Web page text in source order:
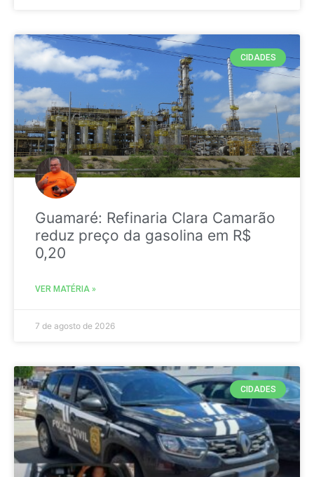
CIDADES
Guamaré: Refinaria Clara Camarão
reduz preço da gasolina em R$
0,20
VER MATÉRIA »
7 de agosto de 2026
CIDADES